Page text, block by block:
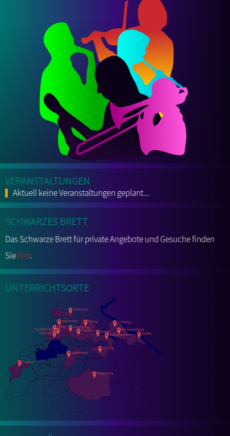
Veranstaltungen
Aktuell keine Veranstaltungen geplant...
Schwarzes Brett
Das Schwarze Brett für private Angebote und Gesuche finden
Siehier.
Unterrichtsorte